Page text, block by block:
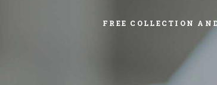
FREE COLLECTION